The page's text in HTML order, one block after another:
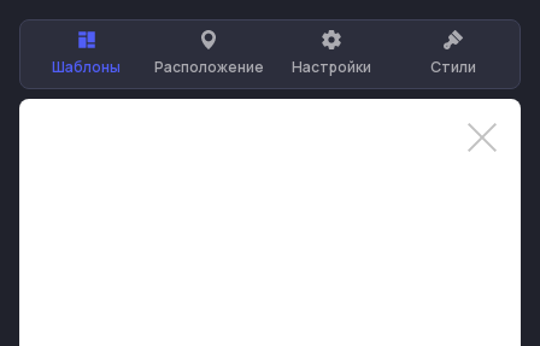
Шаблоны Расположение Настройки Стили